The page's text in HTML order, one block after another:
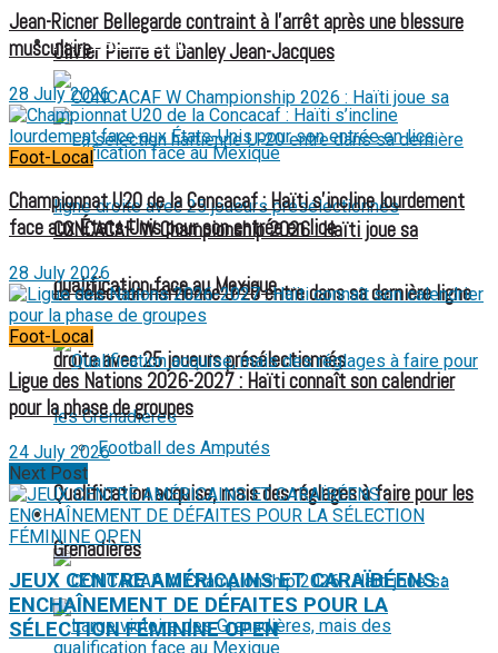
Olivier Pierre et Danley Jean-Jacques
La sélection haïtienne U-20 entre dans sa dernière ligne
droite avec 25 joueurs présélectionnés
Football des Amputés
FOOTBALL FÉMININ
FOOTBALL FÉMININ
CONCACAF W Championship 2026 : Haïti joue sa
qualification face au Mexique
Qualification acquise, mais des réglages à faire pour les
Grenadières
Jean-Ricner Bellegarde contraint à l’arrêt après une blessure
musculaire
28 July 2026
Foot-Local
Championnat U20 de la Concacaf : Haïti s’incline lourdement
face aux États-Unis pour son entrée en lice
28 July 2026
Foot-Local
Ligue des Nations 2026-2027 : Haïti connaît son calendrier
pour la phase de groupes
24 July 2026
Next Post
JEUX CENTRE AMÉRICAINS ET CARAÏBÉENS :
ENCHAÎNEMENT DE DÉFAITES POUR LA
SÉLECTION FÉMININE OPEN